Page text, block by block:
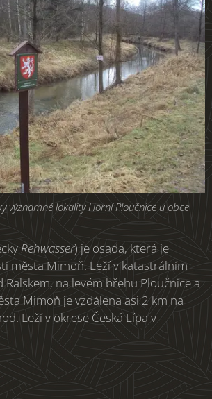
významné lokality Horní Ploučnice u obce
Rehwasser) je osada, která je
města Mimoň. Leží v katastrálním
na levém břehu Ploučnice a
Mimoň je vzdálena asi 2 km na
Leží v okrese Česká Lípa v